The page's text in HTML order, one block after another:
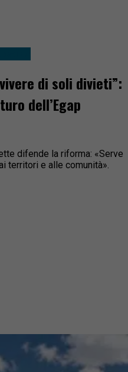
di soli divieti”:
dell’Egap
difende la riforma: «Serve
territori e alle comunità».